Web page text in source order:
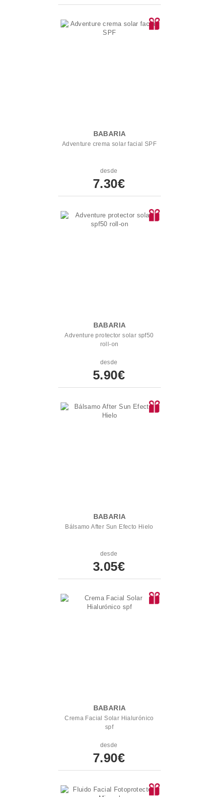
BABARIA
Adventure crema solar facial SPF
desde
7.30€
BABARIA
Adventure protector solar spf50
roll-on
desde
5.90€
BABARIA
Bálsamo After Sun Efecto Hielo
desde
3.05€
BABARIA
Crema Facial Solar Hialurónico
spf
desde
7.90€